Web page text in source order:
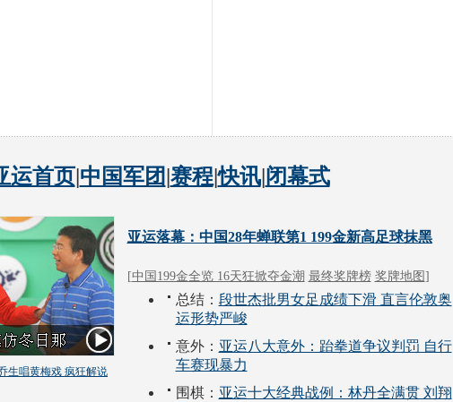
运首页|中国军团|赛程|快讯|闭幕式
生唱黄梅戏 疯狂解说
亚运落幕：中国28年蝉联第1 199金新高足球抹黑
[中国199金全览 16天狂掀夺金潮 最终奖牌榜 奖牌地图 ]
总结： 段世杰批男女足成绩下滑 直言伦敦奥
运形势严峻
意外： 亚运八大意外：跆拳道争议判罚 自行
车赛现暴力
围棋： 亚运十大经典战例：林丹全满贯 刘翔